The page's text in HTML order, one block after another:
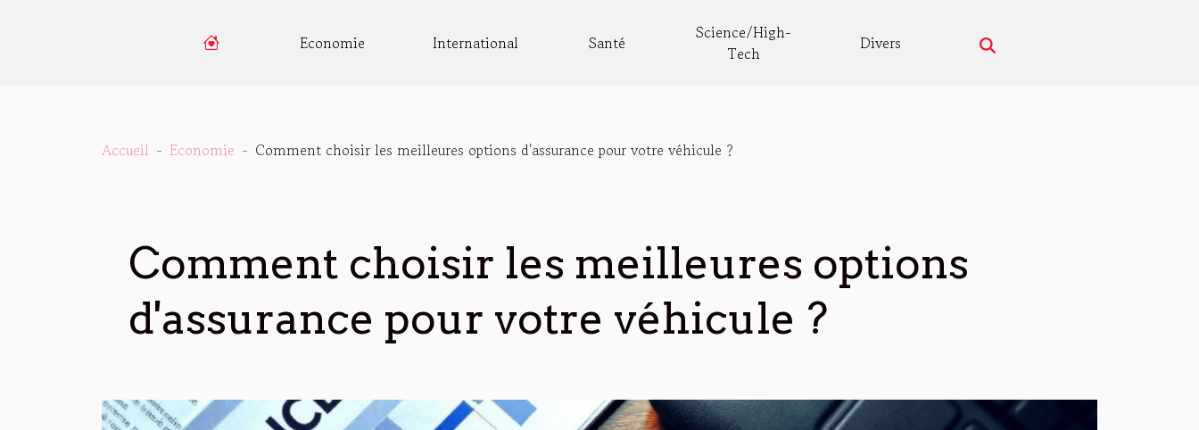
Economie International Santé
Science/High-
Tech
Divers
Accueil Economie Comment choisir les meilleures options d'assurance pour votre véhicule ?
Comment choisir les meilleures options
d'assurance pour votre véhicule ?